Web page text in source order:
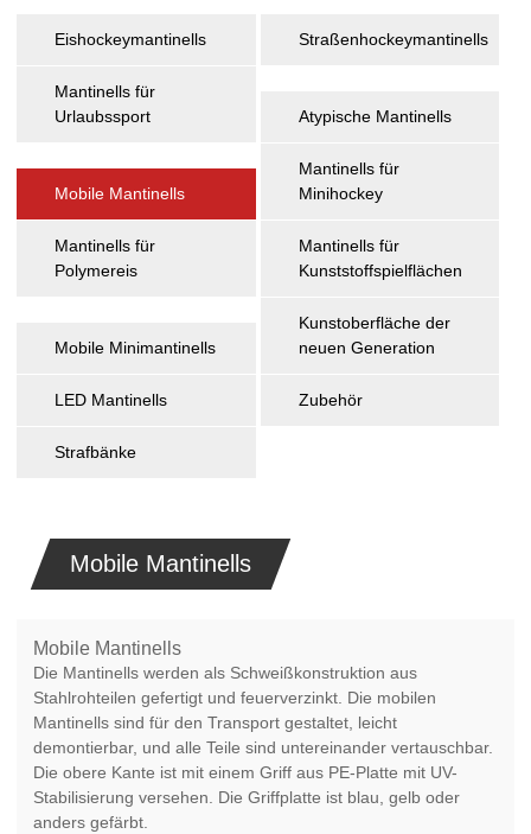
Eishockeymantinells Straßenhockeymantinells
Mantinells für
Urlaubssport
Atypische Mantinells
Mobile Mantinells
Mantinells für
Minihockey
Mantinells für
Polymereis
Mantinells für
Kunststoffspielflächen
Mobile Minimantinells
Kunstoberfläche der
neuen Generation
LED Mantinells Zubehör
Strafbänke
Mobile Mantinells
Mobile Mantinells
Die Mantinells werden als Schweißkonstruktion aus
Stahlrohteilen gefertigt und feuerverzinkt. Die mobilen
Mantinells sind für den Transport gestaltet, leicht
demontierbar, und alle Teile sind untereinander vertauschbar.
Die obere Kante ist mit einem Griff aus PE-Platte mit UV-
Stabilisierung versehen. Die Griffplatte ist blau, gelb oder
anders gefärbt.